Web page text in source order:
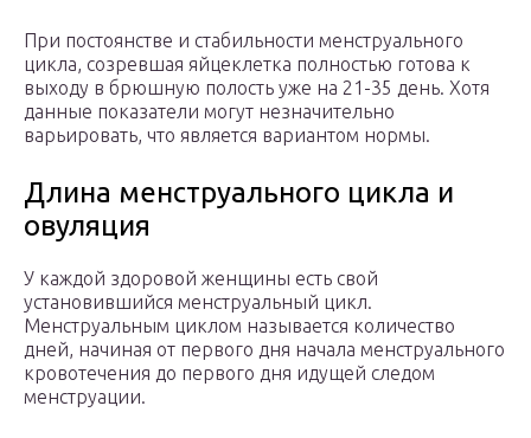
При постоянстве и стабильности менструального
цикла, созревшая яйцеклетка полностью готова к
выходу в брюшную полость уже на 21-35 день. Хотя
данные показатели могут незначительно
варьировать, что является вариантом нормы.
Длина менструального цикла и
овуляция
У каждой здоровой женщины есть свой
установившийся менструальный цикл.
Менструальным циклом называется количество
дней, начиная от первого дня начала менструального
кровотечения до первого дня идущей следом
менструации.